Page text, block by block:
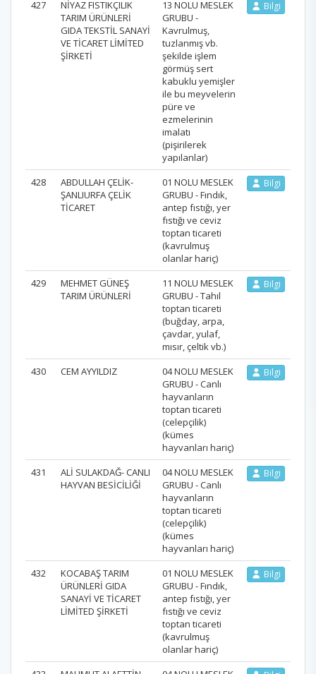
427
NİYAZ FISTIKÇILIK
TARIM ÜRÜNLERİ
GIDA TEKSTİL SANAYİ
VE TİCARET LİMİTED
ŞİRKETİ
13 NOLU MESLEK
GRUBU -
Kavrulmuş,
tuzlanmış vb.
şekilde işlem
görmüş sert
kabuklu yemişler
ile bu meyvelerin
püre ve
ezmelerinin
imalatı
(pişirilerek
yapılanlar)
Bilgi
428
ABDULLAH ÇELİK-
ŞANLIURFA ÇELİK
TİCARET
01 NOLU MESLEK
GRUBU - Fındık,
antep fıstığı, yer
fıstığı ve ceviz
toptan ticareti
(kavrulmuş
olanlar hariç)
Bilgi
429
MEHMET GÜNEŞ
TARIM ÜRÜNLERİ
11 NOLU MESLEK
GRUBU - Tahıl
toptan ticareti
(buğday, arpa,
çavdar, yulaf,
mısır, çeltik vb.)
Bilgi
430 CEM AYYILDIZ
04 NOLU MESLEK
GRUBU - Canlı
hayvanların
toptan ticareti
(celepçilik)
(kümes
hayvanları hariç)
Bilgi
431
ALİ SULAKDAĞ- CANLI
HAYVAN BESİCİLİĞİ
04 NOLU MESLEK
GRUBU - Canlı
hayvanların
toptan ticareti
(celepçilik)
(kümes
hayvanları hariç)
Bilgi
432
KOCABAŞ TARIM
ÜRÜNLERİ GIDA
SANAYİ VE TİCARET
LİMİTED ŞİRKETİ
01 NOLU MESLEK
GRUBU - Fındık,
antep fıstığı, yer
fıstığı ve ceviz
toptan ticareti
(kavrulmuş
olanlar hariç)
Bilgi